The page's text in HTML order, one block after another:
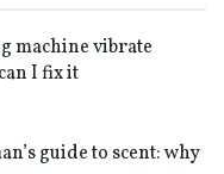
machine vibrate
I fix it
guide to scent: why